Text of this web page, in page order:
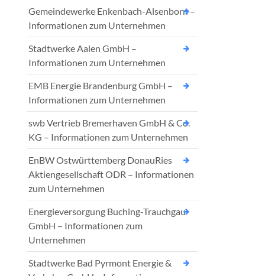
Gemeindewerke Enkenbach-Alsenborn –
Informationen zum Unternehmen
Stadtwerke Aalen GmbH –
Informationen zum Unternehmen
EMB Energie Brandenburg GmbH –
Informationen zum Unternehmen
swb Vertrieb Bremerhaven GmbH & Co.
KG – Informationen zum Unternehmen
EnBW Ostwürttemberg DonauRies
Aktiengesellschaft ODR – Informationen
zum Unternehmen
Energieversorgung Buching-Trauchgau
GmbH – Informationen zum
Unternehmen
Stadtwerke Bad Pyrmont Energie &